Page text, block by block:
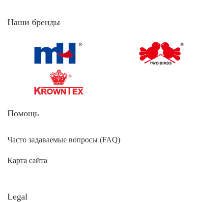
Наши бренды
Помощь
Часто задаваемые вопросы (FAQ)
Карта сайта
Legal